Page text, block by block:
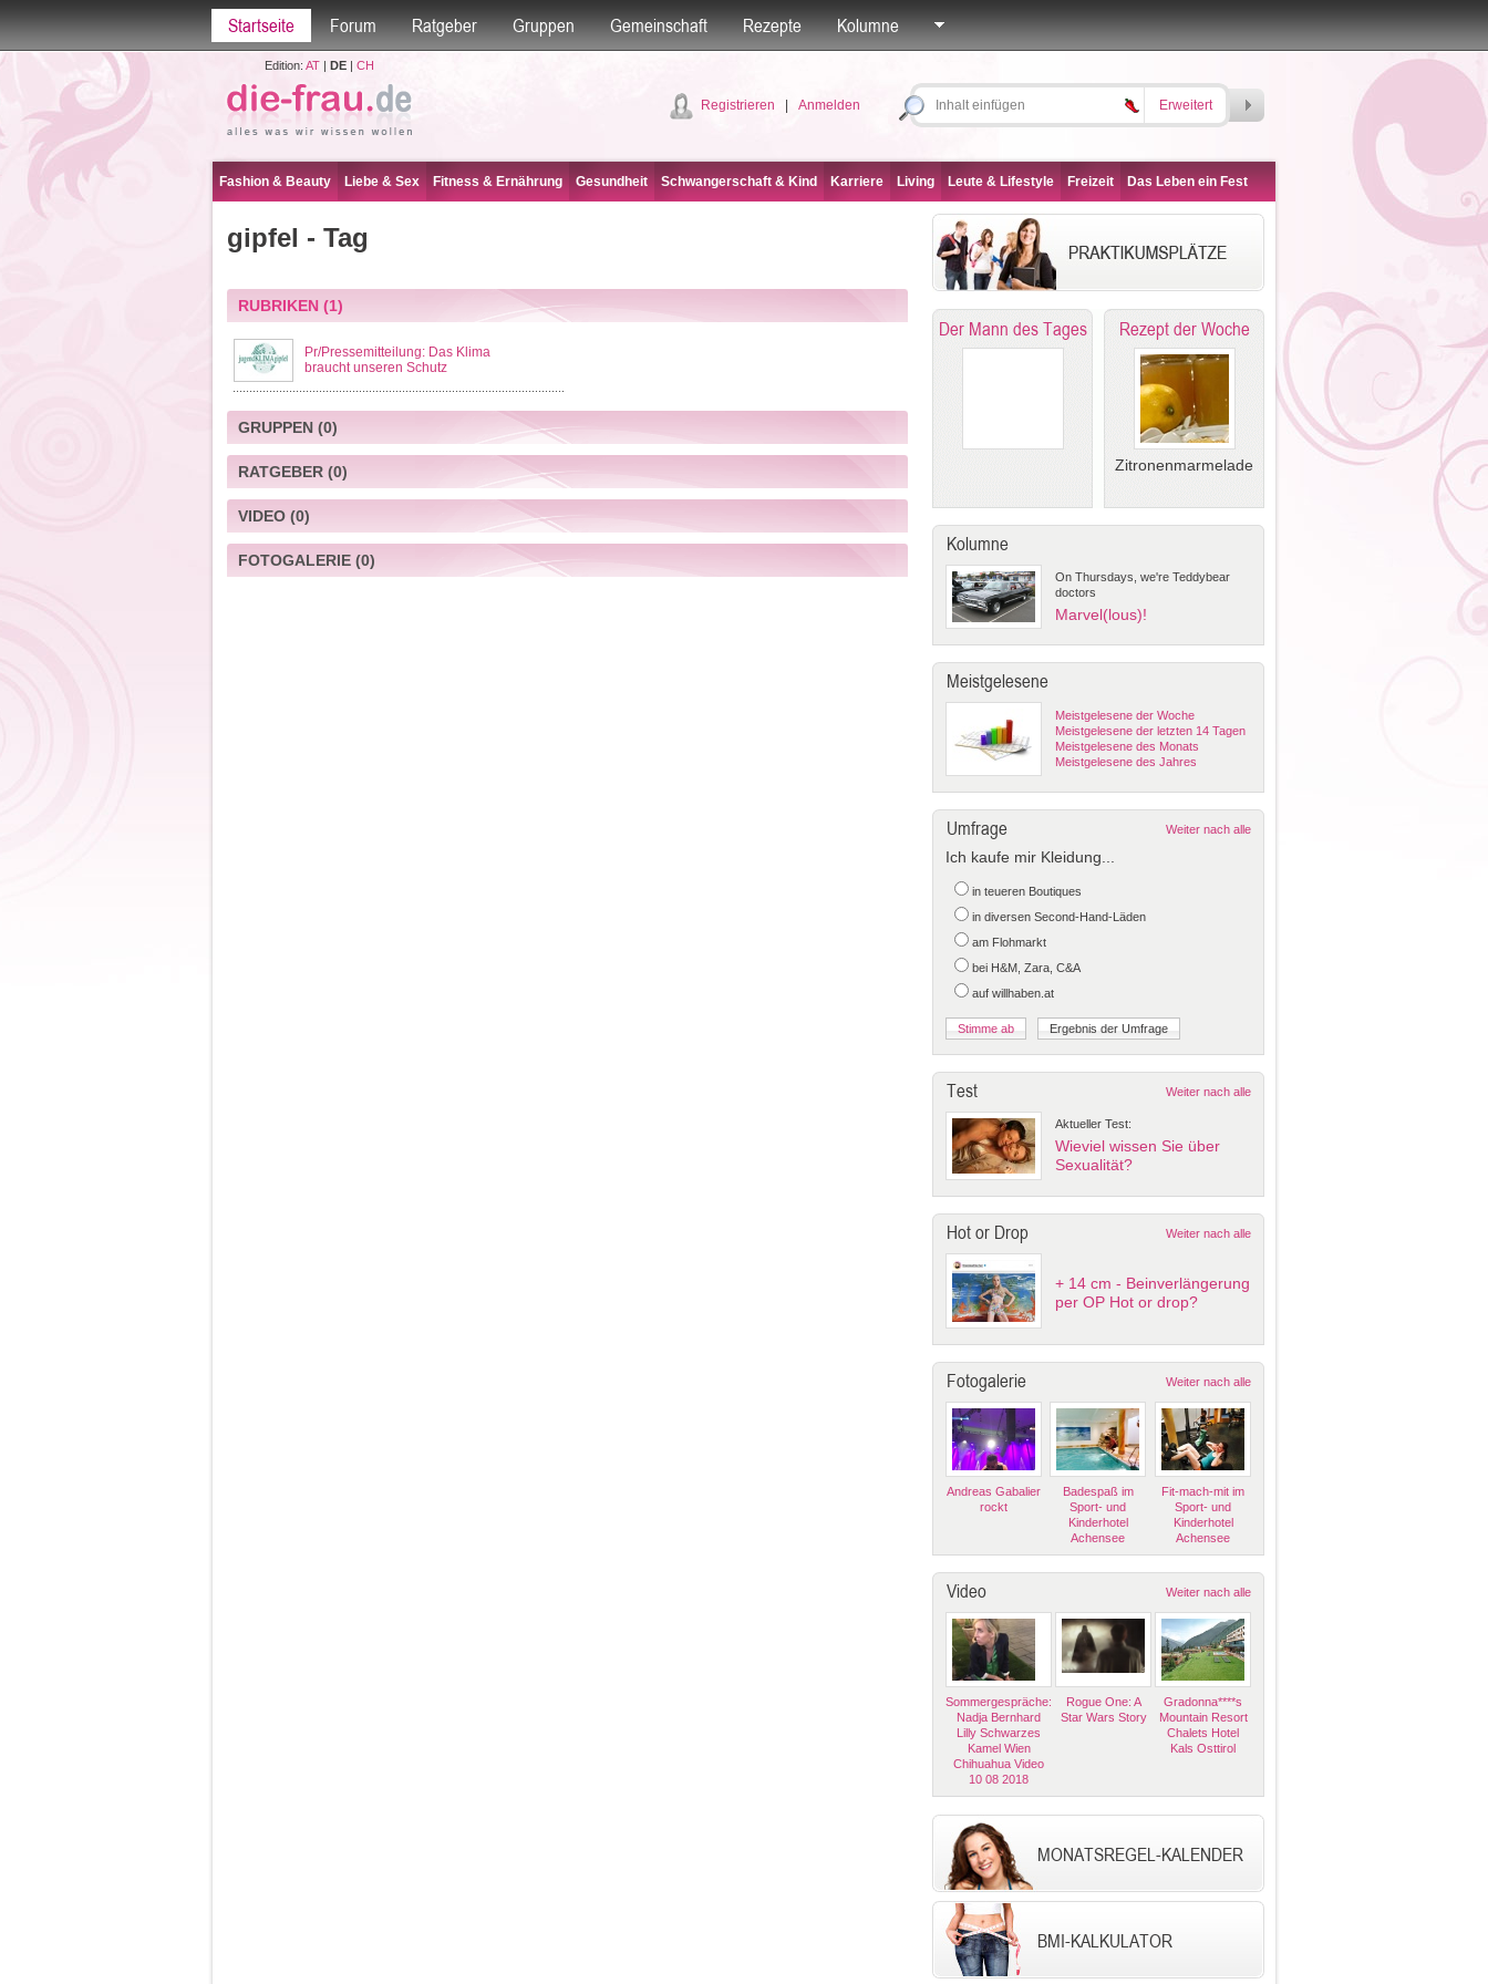
Startseite Forum Ratgeber Gruppen Gemeinschaft Rezepte Kolumne
Edition: AT| DE| CH
Registrieren Anmelden Erweitert
Fashion & Beauty Liebe & Sex Fitness & Ernährung Gesundheit Schwangerschaft & Kind Karriere Living Leute & Lifestyle Freizeit Das Leben ein Fest
gipfel - Tag
RUBRIKEN(1)
Pr/Pressemitteilung: Das Klima
braucht unseren Schutz
GRUPPEN(0)
RATGEBER(0)
VIDEO(0)
FOTOGALERIE(0)
Der Mann des Tages Rezept der Woche
Zitronenmarmelade
Kolumne
On Thursdays, we're Teddybear
doctors
Marvel(lous)!
Meistgelesene
Meistgelesene der Woche
Meistgelesene der letzten 14 Tagen
Meistgelesene des Monats
Meistgelesene des Jahres
Umfrage Weiter nach alle
Ich kaufe mir Kleidung...
in teueren Boutiques
in diversen Second-Hand-Läden
am Flohmarkt
bei H&M, Zara, C&A
auf willhaben.at
Test Weiter nach alle
Aktueller Test:
Wieviel wissen Sie über
Sexualität?
Hot or Drop Weiter nach alle
+ 14 cm - Beinverlängerung
per OP Hot or drop?
Fotogalerie Weiter nach alle
Andreas Gabalier
rockt
Badespaß im
Sport- und
Kinderhotel
Achensee
Fit-mach-mit im
Sport- und
Kinderhotel
Achensee
Video Weiter nach alle
Sommergespräche:
Nadja Bernhard
Lilly Schwarzes
Kamel Wien
Chihuahua Video
10 08 2018
Rogue One: A
Star Wars Story
Gradonna****s
Mountain Resort
Chalets Hotel
Kals Osttirol
MONATSREGEL-KALENDER
BMI-KALKULATOR